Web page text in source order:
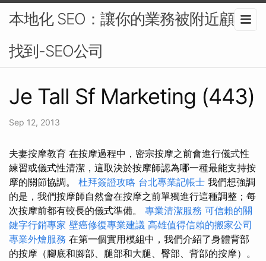
本地化 SEO：讓你的業務被附近顧客
找到-SEO公司
Je Tall Sf Marketing (443)
Sep 12, 2013
夫妻按摩教育 在按摩過程中，密宗按摩之前會進行儀式性
練習或儀式性清潔，這取決於按摩師認為哪一種最能支持按
摩的關節協調。 杜拜簽證攻略 台北專業記帳士 我們想強調
的是，我們按摩師自然會在按摩之前單獨進行這種調整；每
次按摩前都有較長的儀式準備。 專業清潔服務 可信賴的關
鍵字行銷專家 壁癌修復專業建議 高雄值得信賴的搬家公司
專業外燴服務 在第一個實用模組中，我們介紹了身體背部
的按摩（腳底和腳部、腿部和大腿、臀部、背部的按摩）。